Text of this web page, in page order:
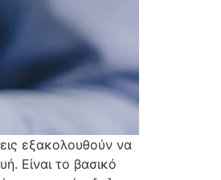
εξακολουθούν να
Είναι το βασικό